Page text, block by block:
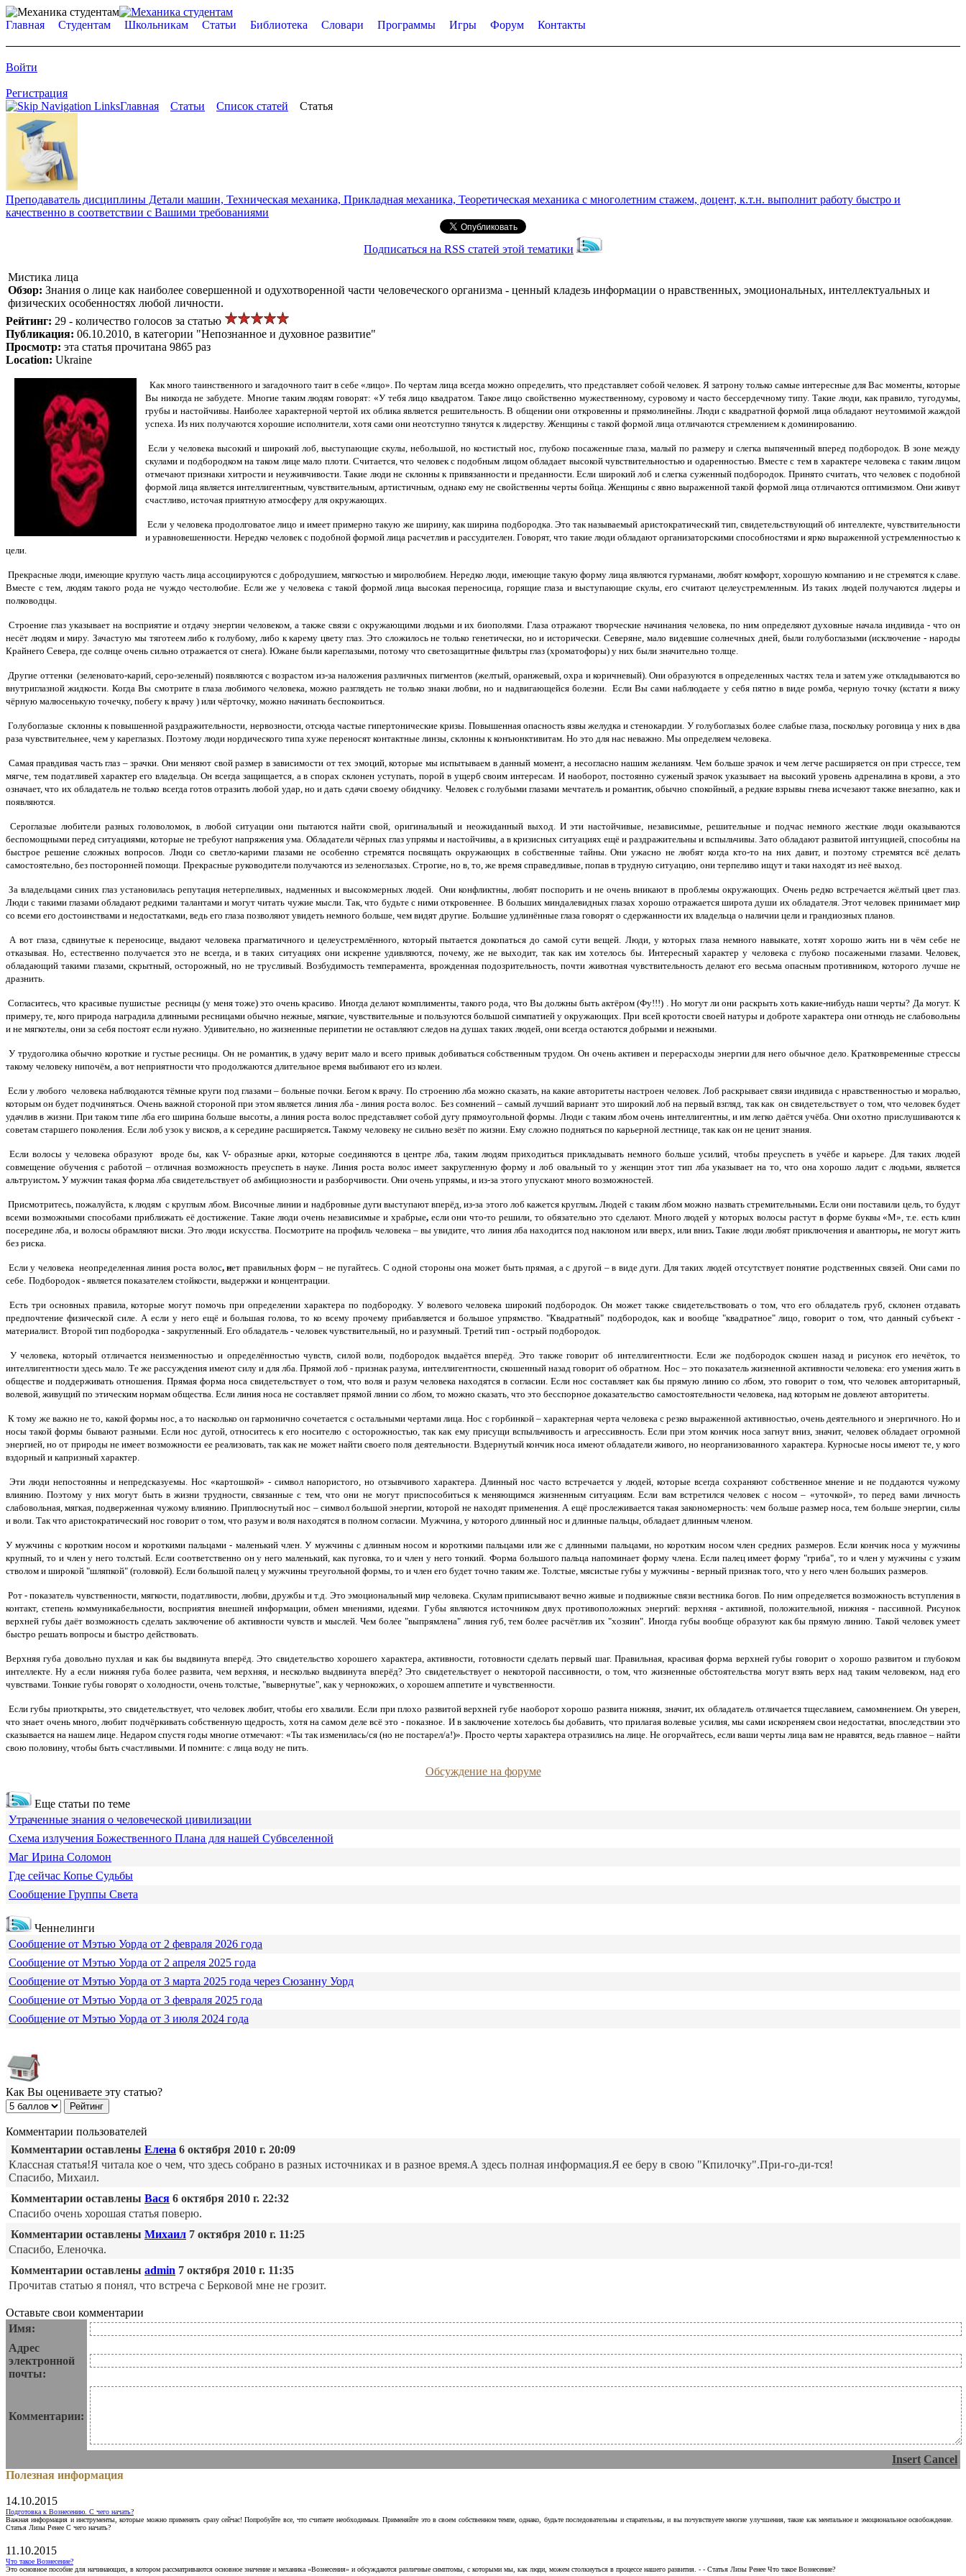
Главная Студентам Школьникам Статьи Библиотека Словари Программы Игры Форум Контакты
Войти
Регистрация
Главная
Статьи Список статей Статья
Преподаватель дисциплины Детали машин, Техническая механика, Прикладная механика, Теоретическая механика с многолетним стажем, доцент, к.т.н. выполнит работу быстро и
качественно в соответствии с Вашими требованиями
Подписаться на RSS статей этой тематики
Мистика лица
Обзор: Знания о лице как наиболее совершенной и одухотворенной части человеческого организма - ценный кладезь информации о нравственных, эмоциональных, интеллектуальных и
физических особенностях любой личности.
Рейтинг: 29 - количество голосов за статью
Публикация: 06.10.2010, в категории "Непознанное и духовное развитие"
Просмотр: эта статья прочитана 9865 раз
Location: Ukraine
Как много таинственного и загадочного таит в себе «лицо». По чертам лица всегда можно определить, что представляет собой человек. Я затрону только самые интересные для Вас моменты, которые
Вы никогда не забудете. Многие таким людям говорят: «У тебя лицо квадратом. Такое лицо свойственно мужественному, суровому и часто бессердечному типу. Такие люди, как правило, тугодумы,
грубы и настойчивы. Наиболее характерной чертой их облика является решительность. В общении они откровенны и прямолинейны. Люди с квадратной формой лица обладают неутомимой жаждой
успеха. Из них получаются хорошие исполнители, хотя сами они неотступно тянутся к лидерству. Женщины с такой формой лица отличаются стремлением к доминированию.
Если у человека высокий и широкий лоб, выступающие скулы, небольшой, но костистый нос, глубоко посаженные глаза, малый по размеру и слегка выпяченный вперед подбородок. В зоне между
скулами и подбородком на таком лице мало плоти. Считается, что человек с подобным лицом обладает высокой чувствительностью и одаренностью. Вместе с тем в характере человека с таким лицом
отмечают признаки хитрости и неуживчивости. Такие люди не склонны к привязанности и преданности. Если широкий лоб и слегка суженный подбородок. Принято считать, что человек с подобной
формой лица является интеллигентным, чувствительным, артистичным, однако ему не свойственны черты бойца. Женщины с явно выраженной такой формой лица отличаются оптимизмом. Они живут
счастливо, источая приятную атмосферу для окружающих.
Если у человека продолговатое лицо и имеет примерно такую же ширину, как ширина подбородка. Это так называемый аристократический тип, свидетельствующий об интеллекте, чувствительности
и уравновешенности. Нередко человек с подобной формой лица расчетлив и рассудителен. Говорят, что такие люди обладают организаторскими способностями и ярко выраженной устремленностью к
цели.
Прекрасные люди, имеющие круглую часть лица ассоциируются с добродушием, мягкостью и миролюбием. Нередко люди, имеющие такую форму лица являются гурманами, любят комфорт, хорошую компанию и не стремятся к славе.
Вместе с тем, людям такого рода не чуждо честолюбие. Если же у человека с такой формой лица высокая переносица, горящие глаза и выступающие скулы, его считают целеустремленным. Из таких людей получаются лидеры и
полководцы.
Строение глаз указывает на восприятие и отдачу энергии человеком, а также связи с окружающими людьми и их биополями. Глаза отражают творческие начинания человека, по ним определяют духовные начала индивида - что он
несёт людям и миру. Зачастую мы тяготеем либо к голубому, либо к карему цвету глаз. Это сложилось не только генетически, но и исторически. Северяне, мало видевшие солнечных дней, были голубоглазыми (исключение - народы
Крайнего Севера, где солнце очень сильно отражается от снега). Южане были кареглазыми, потому что светозащитные фильтры глаз (хроматофоры) у них были значительно толще.
Другие оттенки (зеленовато-карий, серо-зеленый) появляются с возрастом из-за наложения различных пигментов (желтый, оранжевый, охра и коричневый). Они образуются в определенных частях тела и затем уже откладываются во
внутриглазной жидкости. Когда Вы смотрите в глаза любимого человека, можно разглядеть не только знаки любви, но и надвигающейся болезни. Если Вы сами наблюдаете у себя пятно в виде ромба, черную точку (кстати я вижу
чёрную малюсенькую точечку, побегу к врачу ) или чёрточку, можно начинать беспокоиться.
Голубоглазые склонны к повышенной раздражительности, нервозности, отсюда частые гипертонические кризы. Повышенная опасность язвы желудка и стенокардии. У голубоглазых более слабые глаза, поскольку роговица у них в два
раза чувствительнее, чем у кареглазых. Поэтому люди нордического типа хуже переносят контактные линзы, склонны к конъюнктивитам. Но это для нас неважно. Мы определяем человека.
Самая правдивая часть глаз – зрачки. Они меняют свой размер в зависимости от тех эмоций, которые мы испытываем в данный момент, а несогласно нашим желаниям. Чем больше зрачок и чем легче расширяется он при стрессе, тем
мягче, тем податливей характер его владельца. Он всегда защищается, а в спорах склонен уступать, порой в ущерб своим интересам. И наоборот, постоянно суженый зрачок указывает на высокий уровень адреналина в крови, а это
означает, что их обладатель не только всегда готов отразить любой удар, но и дать сдачи своему обидчику. Человек с голубыми глазами мечтатель и романтик, обычно спокойный, а редкие взрывы гнева исчезают также внезапно, как и
появляются.
Сероглазые любители разных головоломок, в любой ситуации они пытаются найти свой, оригинальный и неожиданный выход. И эти настойчивые, независимые, решительные и подчас немного жесткие люди оказываются
беспомощными перед ситуациями, которые не требуют напряжения ума. Обладатели чёрных глаз упрямы и настойчивы, а в кризисных ситуациях ещё и раздражительны и вспыльчивы. Зато обладают развитой интуицией, способны на
быстрое решение сложных вопросов.
Люди со светло-карими глазами не особенно стремятся посвящать окружающих в собственные тайны. Они ужасно не любят когда кто-то на них давит, и поэтому стремятся всё делать
самостоятельно, без посторонней помощи. Прекрасные руководители получаются из зеленоглазых. Строгие, но в, то, же время справедливые, попав в трудную ситуацию, они терпеливо ищут и таки находят из неё выход.
За владельцами синих глаз установилась репутация нетерпеливых, надменных и высокомерных людей. Они конфликтны, любят поспорить и не очень вникают в проблемы окружающих. Очень редко встречается жёлтый цвет глаз.
Люди с такими глазами обладают редкими талантами и могут читать чужие мысли. Так, что будьте с ними откровеннее. В больших миндалевидных глазах хорошо отражается широта души их обладателя. Этот человек принимает мир
со всеми его достоинствами и недостатками, ведь его глаза позволяют увидеть немного больше, чем видят другие. Большие удлинённые глаза говорят о сдержанности их владельца о наличии цели и грандиозных планов.
А вот глаза, сдвинутые к переносице, выдают человека прагматичного и целеустремлённого, который пытается докопаться до самой сути вещей. Люди, у которых глаза немного навыкате, хотят хорошо жить ни в чём себе не
отказывая. Но, естественно получается это не всегда, и в таких ситуациях они искренне удивляются, почему, же не выходит, так как им хотелось бы. Интересный характер у человека с глубоко посажеными глазами. Человек,
обладающий такими глазами, скрытный, осторожный, но не трусливый. Возбудимость темперамента, врожденная подозрительность, почти животная чувствительность делают его весьма опасным противником, которого лучше не
дразнить.
Согласитесь, что красивые пушистые ресницы (у меня тоже) это очень красиво. Иногда делают комплименты, такого рода, что Вы должны быть актёром (Фу!!!) . Но могут ли они раскрыть хоть какие-нибудь наши черты? Да могут. К
примеру, те, кого природа наградила длинными ресницами обычно нежные, мягкие, чувствительные и пользуются большой симпатией у окружающих. При всей кротости своей натуры и доброте характера они отнюдь не слабовольны
и не мягкотелы, они за себя постоят если нужно. Удивительно, но жизненные перипетии не оставляют следов на душах таких людей, они всегда остаются добрыми и нежными.
У трудоголика обычно короткие и густые ресницы. Он не романтик, в удачу верит мало и всего привык добиваться собственным трудом. Он очень активен и перерасходы энергии для него обычное дело. Кратковременные стрессы
такому человеку нипочём, а вот неприятности что продолжаются длительное время выбивают его из колеи.
Если у любого человека наблюдаются тёмные круги под глазами – больные почки. Бегом к врачу. По строению лба можно сказать, на какие авторитеты настроен человек. Лоб раскрывает связи индивида с нравственностью и моралью,
которым он будет подчиняться. Очень важной стороной при этом является линия лба - линия роста волос. Без сомнений –самый лучший вариант это широкий лоб на первый взгляд , так как он свидетельствует о том, что человек будет
удачлив в жизни. При таком типе лба егоширина больше высоты, а линия роста волос представляет собой дугу прямоугольной формы. Люди с таким лбом очень интеллигентны, и им легко даётся учёба. Они охотно прислушиваются к
советам старшего поколения. Если лоб узок у висков, а к середине расширяется. Такому человеку не сильно везёт по жизни . Ему сложно подняться по карьерной лестнице, так как он не ценит знания.
Если волосы у человекаобразуют вроде бы, как V- образные арки, которые соединяются в центре лба, таким людям приходиться прикладыватьнемного больше усилий , чтобы преуспеть в учёбе и карьере. Для таких людей
совмещение обучения с работой – отличная возможность преуспеть в науке. Линия роста волос имеетзакругленную формуи лоб овальныйто у женщин этот тип лба указывает на то, что она хорошо ладит с людьми, является
альтруистом. У мужчин такая форма лба свидетельствует об амбициозности и разборчивости. Они очень упрямы, и из-за этого упускают много возможностей.
Присмотритесь, пожалуйста, к людям с круглым лбом. Височные линии и надбровные дуги выступают вперёд, из-за этого лоб кажется круглым.Людей с таким лбом можно назвать стремительными. Если они поставили цель, то будут
всеми возможными способами приближать её достижение. Такие люди очень независимые и храбрые,если они что-то решили, то обязательно это сделают. Много людей у которых волосы растут в форме буквы «М» , т.е. есть клин
посередине лба, и волосы обрамляют виски. Это люди искусства. Посмотрите на профиль человека – вы увидите, что линия лба находитсяпод наклоном или вверх, или вниз.Такие люди любят приключения и авантюры, не могут жить
без риска.
Если у человека неопределенная линия роста волос, нет правильных форм – не пугайтесь. С одной стороны она может быть прямая, а с другой – в виде дуги. Для таких людей отсутствует понятие родственных связей. Онисами по
себе Подбородок - является показателем стойкости, выдержки и концентрации.
Есть три основных правила, которые могут помочь при определении характера по подбородку. У волевого человека широкий подбородок. Он может также свидетельствовать о том, что его обладатель груб, склонен отдавать
предпочтение физической силе. А если у него ещё и большая голова, то ко всему прочему прибавляется и большое упрямство. "Квадратный" подбородок, как и вообще "квадратное" лицо, говорит о том, что данный субъект -
материалист. Второй тип подбородка - закругленный. Его обладатель - человек чувствительный, но и разумный. Третий тип - острый подбородок.
У человека, который отличается неизменностью и определённостью чувств, силой воли, подбородок выдаётся вперёд. Это также говорит об интеллигентности. Если же подбородок скошен назад и рисунок его нечёток, то
интеллигентности здесь мало.Те же рассуждения имеют силу и для лба. Прямой лоб - признак разума, интеллигентности, скошенный назад говорит об обратном. Нос – это показатель жизненной активности человека: его умения жить в
обществе и поддерживать отношения. Прямая форма носа свидетельствует о том, что воля и разум человека находятся в согласии. Если нос составляет как бы прямую линию со лбом, это говорит о том, что человек авторитарный,
волевой, живущий по этическим нормам общества. Если линия носа не составляет прямой линии со лбом, то можно сказать, что это бесспорное доказательство самостоятельности человека, над которым не довлеют авторитеты.
К тому же важно не то, какой формы нос, а то насколько он гармонично сочетается с остальными чертами лица. Нос с горбинкой – характерная черта человека с резко выраженной активностью, очень деятельного и энергичного. Но и
носы такой формы бывают разными. Если нос дугой, относитесь к его носителю с осторожностью, так как ему присущи вспыльчивость и агрессивность. Если при этом кончик носа загнут вниз, значит, человек обладает огромной
энергией, но от природы не имеет возможности ее реализовать, так как не может найти своего поля деятельности. Вздернутый кончик носа имеют обладатели живого, но неорганизованного характера. Курносые носы имеют те, у кого
вздорный и капризный характер.
Эти люди непостоянны и непредсказуемы. Нос «картошкой» - символ напористого, но отзывчивого характера. Длинный нос часто встречается у людей, которые всегда сохраняют собственное мнение и не поддаются чужому
влиянию. Поэтому у них могут быть в жизни трудности, связанные с тем, что они не могут приспособиться к меняющимся жизненным ситуациям. Если вам встретился человек с носом – «уточкой», то перед вами личность
слабовольная, мягкая, подверженная чужому влиянию. Приплюснутый нос – символ большой энергии, которой не находят применения. А ещё прослеживается такая закономерность: чем больше размер носа, тем больше энергии, силы
и воли. Так что аристократический нос говорит о том, что разум и воля находятся в полном согласии. Мужчина, у которого длинный нос и длинные пальцы, обладает длинным членом.
У мужчины с коротким носом и короткими пальцами - маленький член. У мужчины с длинным носом и короткими пальцами или же с длинными пальцами, но коротким носом член средних размеров. Если кончик носа у мужчины
крупный, то и член у него толстый. Если соответственно он у него маленький, как пуговка, то и член у него тонкий. Форма большого пальца напоминает форму члена. Если палец имеет форму "гриба", то и член у мужчины с узким
стволом и широкой "шляпкой" (головкой). Если большой палец у мужчины треугольной формы, то и член его будет точно таким же. Толстые, мясистые губы у мужчины - верный признак того, что у него член больших размеров.
Рот - показатель чувственности, мягкости, податливости, любви, дружбы и т.д. Это эмоциональный мир человека. Скулам приписывают вечно живые и подвижные связи вестника богов. По ним определяется возможность вступления в
контакт, степень коммуникабельности, восприятия внешней информации, обмен мнениями, идеями.
Губы являются источником двух противоположных энергий: верхняя - активной, положительной, нижняя - пассивной. Рисунок
верхней губы даёт возможность сделать заключение об активности чувств и мыслей. Чем более "выпрямлена" линия губ, тем более расчётлив их "хозяин". Иногда губы вообще образуют как бы прямую линию. Такой человек умеет
быстро решать вопросы и быстро действовать.
Верхняя губа довольно пухлая и как бы выдвинута вперёд. Это свидетельство хорошего характера, активности, готовности сделать первый шаг. Правильная, красивая форма верхней губы говорит о хорошо развитом и глубоком
интеллекте. Ну а если нижняя губа более развита, чем верхняя, и несколько выдвинута вперёд? Это свидетельствует о некоторой пассивности, о том, что жизненные обстоятельства могут взять верх над таким человеком, над его
чувствами. Тонкие губы говорят о холодности, очень толстые, "вывернутые", как у чернокожих, о хорошем аппетите и чувственности.
Если губы приоткрыты, это свидетельствует, что человек любит, чтобы его хвалили. Если при плохо развитой верхней губе наоборот хорошо развита нижняя, значит, их обладатель отличается тщеславием, самомнением. Он уверен,
что знает очень много, любит подчёркивать собственную щедрость, хотя на самом деле всё это - показное. И в заключение хотелось бы добавить, что прилагая волевые усилия, мы сами искореняем свои недостатки, впоследствии это
сказывается на нашем лице. Недаром спустя годы многие отмечают: «Ты так изменилась/ся (но не постарел/а!)». Просто черты характера отразились на лице. Не огорчайтесь, если ваши черты лица вам не нравятся, ведь главное – найти
свою половину, чтобы быть счастливыми. И помните: с лица воду не пить.
Обсуждение на форуме
Еще статьи по теме
Утраченные знания о человеческой цивилизации
Схема излучения Божественного Плана для нашей Субвселенной
Маг Ирина Соломон
Где сейчас Копье Судьбы
Сообщение Группы Света
Ченнелинги
Сообщение от Мэтью Уорда от 2 февраля 2026 года
Сообщение от Мэтью Уорда от 2 апреля 2025 года
Сообщение от Мэтью Уорда от 3 марта 2025 года через Сюзанну Уорд
Сообщение от Мэтью Уорда от 3 февраля 2025 года
Сообщение от Мэтью Уорда от 3 июля 2024 года
Как Вы оцениваете эту статью?
Комментарии пользователей
Комментарии оставлены Елена 6 октября 2010 г. 20:09
Классная статья!Я читала кое о чем, что здесь собрано в разных источниках и в разное время.А здесь полная информация.Я ее беру в свою "Кпилочку".При-го-ди-тся!
Спасибо, Михаил.
Комментарии оставлены Вася 6 октября 2010 г. 22:32
Спасибо очень хорошая статья поверю.
Комментарии оставлены Михаил 7 октября 2010 г. 11:25
Спасибо, Еленочка.
Комментарии оставлены admin 7 октября 2010 г. 11:35
Прочитав статью я понял, что встреча с Берковой мне не грозит.
Оставьте свои комментарии
Имя:
Адрес
электронной
почты:
Комментарии:
Insert Cancel
Полезная информация
14.10.2015
Подготовка к Вознесению. С чего начать?
Важная информация и инструменты, которые можно применять сразу сейчас! Попробуйте все, что считаете необходимым. Применяйте это в своем собственном темпе, однако, будьте последовательны и старательны, и вы почувствуете многие улучшения, такие как ментальное и эмоциональное освобождение.
Статья Лизы Ренее С чего начать?
11.10.2015
Что такое Вознесение?
Это основное пособие для начинающих, в котором рассматриваются основное значение и механика «Вознесения» и обсуждаются различные симптомы, с которыми мы, как люди, можем столкнуться в процессе нашего развития. - - Статья Лизы Ренее Что такое Вознесение?